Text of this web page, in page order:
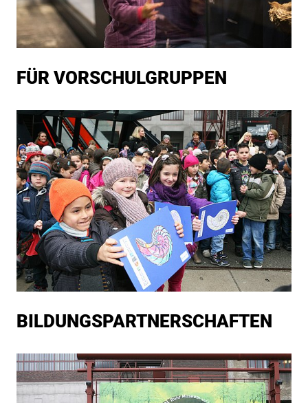
FÜR VOR­SCHUL­GRUP­PEN
BIL­DUNGS­PART­NER­SCHAF­TEN